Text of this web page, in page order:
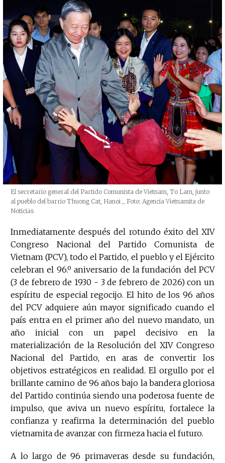
El secretario general del Partido Comunista de Vietnam, To Lam, junto
al pueblo del barrio Thuong Cat, Hanoi
_ Foto: Agencia Vietnamita de
Noticias
Inmediatamente después del rotundo éxito del XIV
Congreso Nacional del Partido Comunista de
Vietnam (PCV), todo el Partido, el pueblo y el Ejército
celebran el 96.º aniversario de la fundación del PCV
(3 de febrero de 1930 - 3 de febrero de 2026) con un
espíritu de especial regocijo. El hito de los 96 años
del PCV adquiere aún mayor significado cuando el
país entra en el primer año del nuevo mandato, un
año inicial con un papel decisivo en la
materialización de la Resolución del XIV Congreso
Nacional del Partido, en aras de convertir los
objetivos estratégicos en realidad. El orgullo por el
brillante camino de 96 años bajo la bandera gloriosa
del Partido continúa siendo una poderosa fuente de
impulso, que aviva un nuevo espíritu, fortalece la
confianza y reafirma la determinación del pueblo
vietnamita de avanzar con firmeza hacia el futuro.
A lo largo de 96 primaveras desde su fundación,